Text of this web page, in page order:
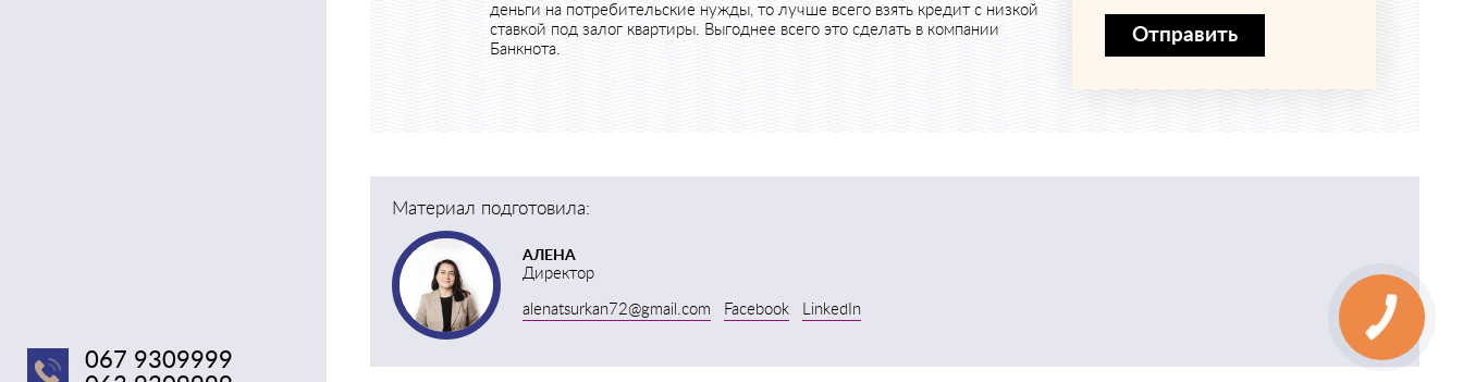
067 9309999
деньги на потребительские нужды, то лучше всего взять кредит с низкой
ставкой под залог квартиры. Выгоднее всего это сделать в компании
Банкнота.
Отправить
Материал подготовила:
АЛЕНА
Директор
alenatsurkan72@gmail.com Facebook LinkedIn